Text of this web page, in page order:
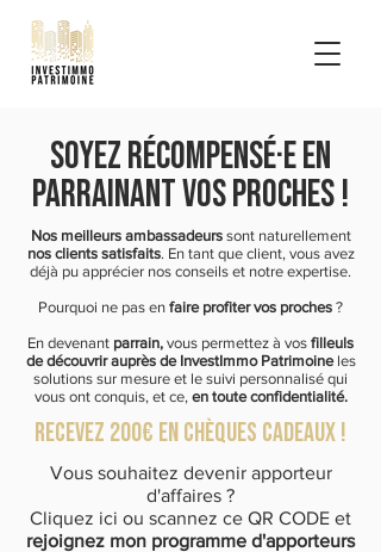
SOYEZ RÉCOMPENSÉ·e EN
PARRAINANT VOS PROCHES !
Nos meilleurs ambassadeurssont naturellement
nos clients satisfaits. En tant que client, vous avez
déjà pu apprécier nos conseils et notre expertise.
Pourquoi ne pas en faire profiter vos proches ?
En devenant parrain, vous permettez à vos filleuls
de découvrir auprès de InvestImmo Patrimoineles
solutions sur mesure et le suivi personnalisé qui
vous ont conquis, et ce, en toute confidentialité.
Recevez 200€ en chèques cadeaux !
Vous souhaitez devenir apporteur
d'affaires ?
Cliquez ici ou scannez ce QR CODE et
rejoignez mon programme d'apporteurs